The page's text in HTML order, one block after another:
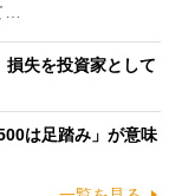
損失を投資家として
は足踏み」が意味